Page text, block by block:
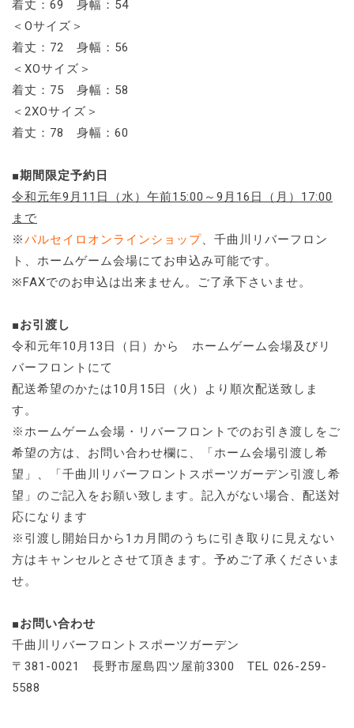
着丈：69 身幅：54
＜Oサイズ＞
着丈：72 身幅：56
＜XOサイズ＞
着丈：75 身幅：58
＜2XOサイズ＞
着丈：78 身幅：60
■期間限定予約日
令和元年9月11日（水）午前15:00～9月16日（月）17:00
まで
※パルセイロオンラインショップ 、千曲川リバーフロン
ト、ホームゲーム会場にてお申込み可能です。
※FAXでのお申込は出来ません。ご了承下さいませ。
■お引渡し
令和元年10月13日（日）から ホームゲーム会場及びリ
バーフロントにて
配送希望のかたは10月15日（火）より順次配送致しま
す。
※ホームゲーム会場・リバーフロントでのお引き渡しをご
希望の方は、お問い合わせ欄に、「ホーム会場引渡し希
望」、「千曲川リバーフロントスポーツガーデン引渡し希
望」のご記入をお願い致します。記入がない場合、配送対
応になります
※引渡し開始日から1カ月間のうちに引き取りに見えない
方はキャンセルとさせて頂きます。予めご了承くださいま
せ。
■お問い合わせ
千曲川リバーフロントスポーツガーデン
〒381-0021 長野市屋島四ツ屋前3300 TEL 026-259-
5588